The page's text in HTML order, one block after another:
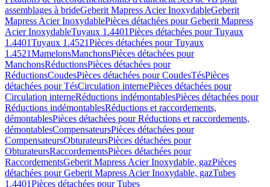
assemblages à brideGeberit Mapress Acier InoxydableGeberit
Mapress Acier InoxydablePièces détachées pour Geberit Mapress
Acier InoxydableTuyaux 1.4401Pièces détachées pour Tuyaux
1.4401Tuyaux 1.4521Pièces détachées pour Tuyaux
1.4521MamelonsManchonsPièces détachées pour
ManchonsRéductionsPièces détachées pour
RéductionsCoudesPièces détachées pour CoudesTésPièces
détachées pour TésCirculation internePièces détachées pour
Circulation interneRéductions indémontablesPièces détachées pour
Réductions indémontablesRéductions et raccordements,
démontablesPièces détachées pour Réductions et raccordements,
démontablesCompensateursPièces détachées pour
CompensateursObturateursPièces détachées pour
ObturateursRaccordementsPièces détachées pour
RaccordementsGeberit Mapress Acier Inoxydable, gazPièces
détachées pour Geberit Mapress Acier Inoxydable, gazTubes
1.4401Pièces détachées pour Tubes